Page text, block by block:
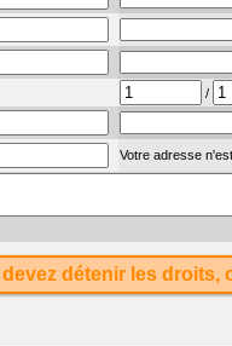
/
Votre adresse
devez détenir les